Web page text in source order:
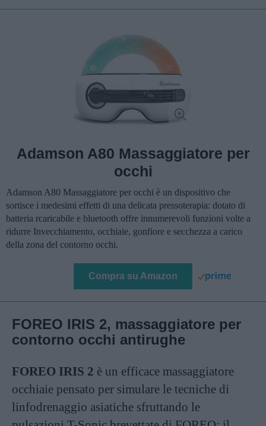
Adamson A80 Massaggiatore per
occhi
Adamson A80 Massaggiatore per occhi è un dispositivo che
sortisce i medesimi effetti di una delicata pressoterapia: dotato di
batteria rcaricabile e bluetooth offre innumerevoli funzioni volte a
ridurre Invecchiamento, occhiaie, gonfiore e secchezza a carico
della zona del contorno occhi.
Compra su Amazon
FOREO IRIS 2, massaggiatore per
contorno occhi antirughe
FOREO IRIS 2 è un efficace massaggiatore
occhiaie pensato per simulare le tecniche di
linfodrenaggio asiatiche sfruttando le